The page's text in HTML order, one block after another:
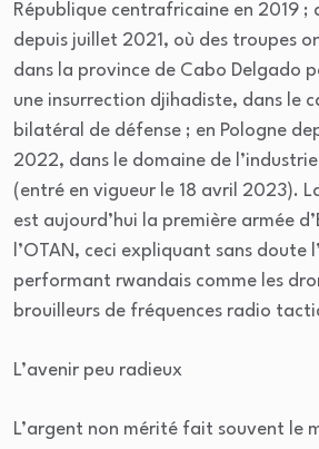
République centrafricaine en 2019 ;
depuis juillet 2021, où des troupes
dans la province de Cabo Delgado
une insurrection djihadiste, dans le
bilatéral de défense ; en Pologne
2022, dans le domaine de
(entré en vigueur le 18 avril 2023).
est aujourd’hui la première armée
l’OTAN, ceci expliquant sans doute
performant rwandais comme les
brouilleurs de fréquences radio
L’avenir peu radieux
L’argent non mérité fait souvent le